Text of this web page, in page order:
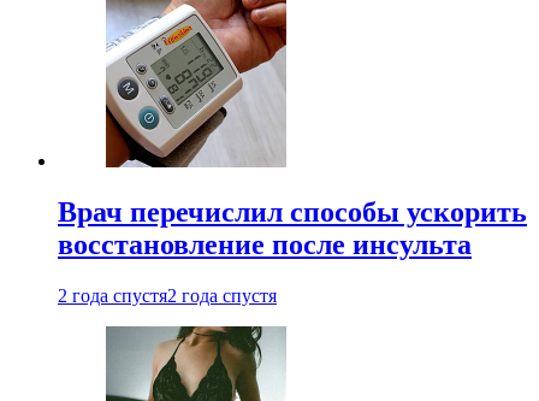
Врач перечислил способы ускорить
восстановление после инсульта
2 года спустя2 года спустя